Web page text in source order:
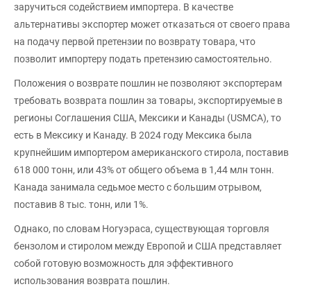
заручиться содействием импортера. В качестве
альтернативы экспортер может отказаться от своего права
на подачу первой претензии по возврату товара, что
позволит импортеру подать претензию самостоятельно.
Положения о возврате пошлин не позволяют экспортерам
требовать возврата пошлин за товары, экспортируемые в
регионы Соглашения США, Мексики и Канады (USMCA), то
есть в Мексику и Канаду. В 2024 году Мексика была
крупнейшим импортером американского стирола, поставив
618 000 тонн, или 43% от общего объема в 1,44 млн тонн.
Канада занимала седьмое место с большим отрывом,
поставив 8 тыс. тонн, или 1%.
Однако, по словам Ногуэраса, существующая торговля
бензолом и стиролом между Европой и США представляет
собой готовую возможность для эффективного
использования возврата пошлин.